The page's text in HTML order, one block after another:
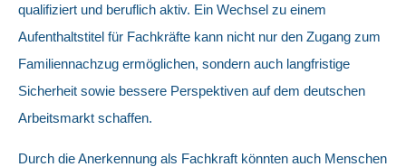
qualifiziert und beruflich aktiv. Ein Wechsel zu einem
Aufenthaltstitel für Fachkräfte kann nicht nur den Zugang zum
Familiennachzug ermöglichen, sondern auch langfristige
Sicherheit sowie bessere Perspektiven auf dem deutschen
Arbeitsmarkt schaffen.
Durch die Anerkennung als Fachkraft könnten auch Menschen